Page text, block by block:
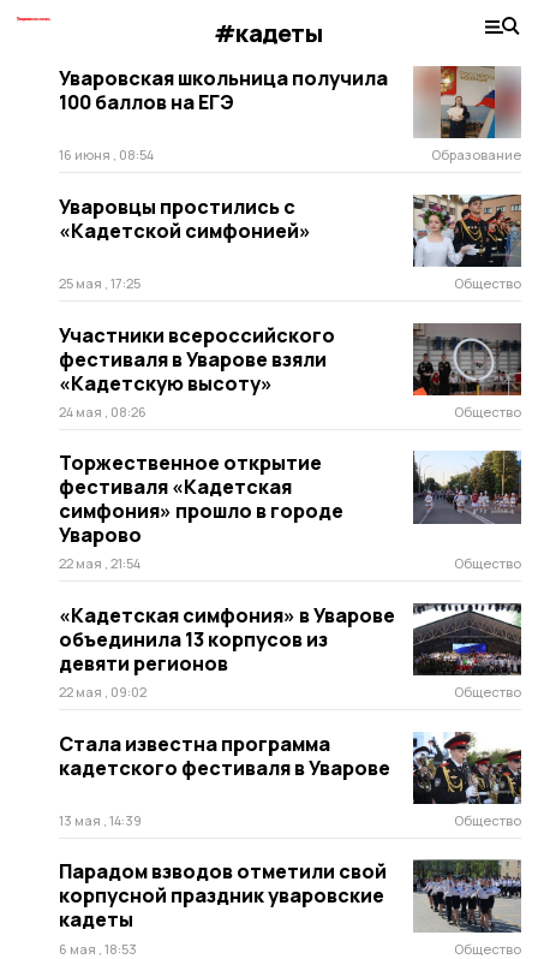
#кадеты
Уваровская школьница получила
100 баллов на ЕГЭ
16 июня , 08:54 Образование
Уваровцы простились с
«Кадетской симфонией»
25 мая , 17:25 Общество
Участники всероссийского
фестиваля в Уварове взяли
«Кадетскую высоту»
24 мая , 08:26 Общество
Торжественное открытие
фестиваля «Кадетская
симфония» прошло в городе
Уварово
22 мая , 21:54 Общество
«Кадетская симфония» в Уварове
объединила 13 корпусов из
девяти регионов
22 мая , 09:02 Общество
Стала известна программа
кадетского фестиваля в Уварове
13 мая , 14:39 Общество
Парадом взводов отметили свой
корпусной праздник уваровские
кадеты
6 мая , 18:53 Общество